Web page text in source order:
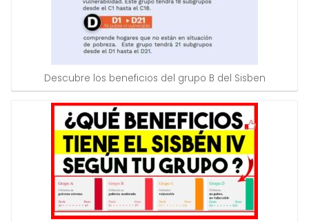
Descubre los beneficios del grupo B del Sisben